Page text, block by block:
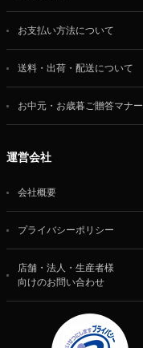
お支払い方法について
送料・出荷・配送について
お中元・お歳暮ご贈答マナー
運営会社
会社概要
プライバシーポリシー
店舗・法人・生産者様
向けのお問い合わせ